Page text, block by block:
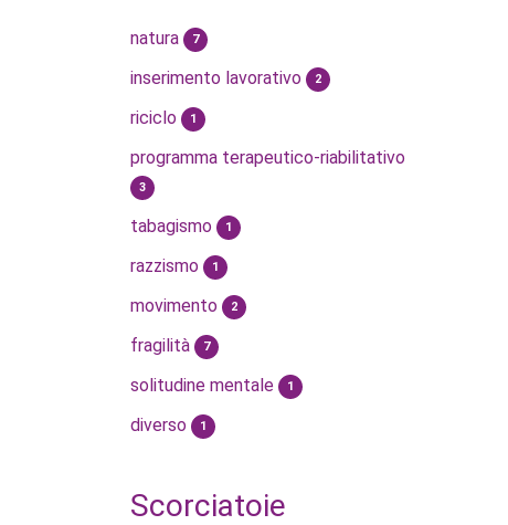
natura 7
inserimento lavorativo 2
riciclo 1
programma terapeutico-riabilitativo
3
tabagismo 1
razzismo 1
movimento 2
fragilità 7
solitudine mentale 1
diverso 1
Scorciatoie